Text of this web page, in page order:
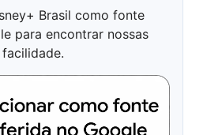
Brasil como fonte
para encontrar nossas